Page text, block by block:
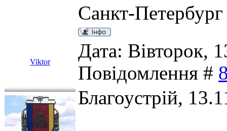
Санкт-Петербург
Viktor
Дата: Вівторок,
Повідомлення #
Благоустрій,